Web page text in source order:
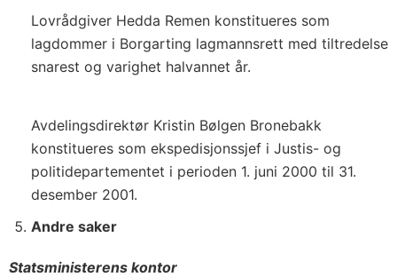
Lovrådgiver Hedda Remen konstitueres som
lagdommer i Borgarting lagmannsrett med tiltredelse
snarest og varighet halvannet år.
Avdelingsdirektør Kristin Bølgen Bronebakk
konstitueres som ekspedisjonssjef i Justis- og
politidepartementet i perioden 1. juni 2000 til 31.
desember 2001.
Andre saker
Statsministerens kontor